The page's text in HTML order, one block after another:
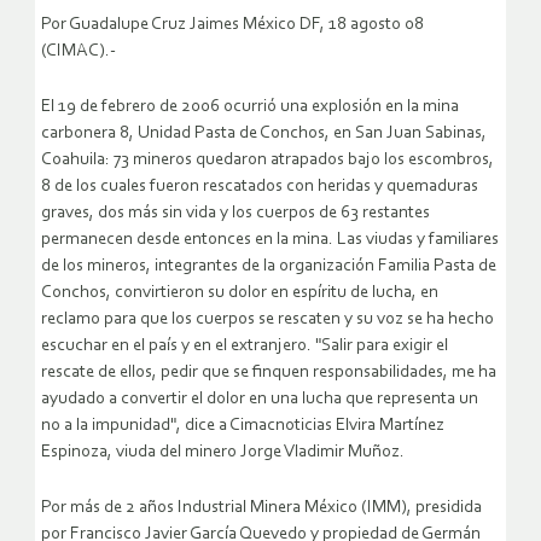
Por Guadalupe Cruz Jaimes México DF, 18 agosto 08
(CIMAC).-
El 19 de febrero de 2006 ocurrió una explosión en la mina
carbonera 8, Unidad Pasta de Conchos, en San Juan Sabinas,
Coahuila: 73 mineros quedaron atrapados bajo los escombros,
8 de los cuales fueron rescatados con heridas y quemaduras
graves, dos más sin vida y los cuerpos de 63 restantes
permanecen desde entonces en la mina. Las viudas y familiares
de los mineros, integrantes de la organización Familia Pasta de
Conchos, convirtieron su dolor en espíritu de lucha, en
reclamo para que los cuerpos se rescaten y su voz se ha hecho
escuchar en el país y en el extranjero. "Salir para exigir el
rescate de ellos, pedir que se finquen responsabilidades, me ha
ayudado a convertir el dolor en una lucha que representa un
no a la impunidad", dice a Cimacnoticias Elvira Martínez
Espinoza, viuda del minero Jorge Vladimir Muñoz.
Por más de 2 años Industrial Minera México (IMM), presidida
por Francisco Javier García Quevedo y propiedad de Germán